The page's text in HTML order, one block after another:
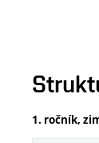
1. ročník,